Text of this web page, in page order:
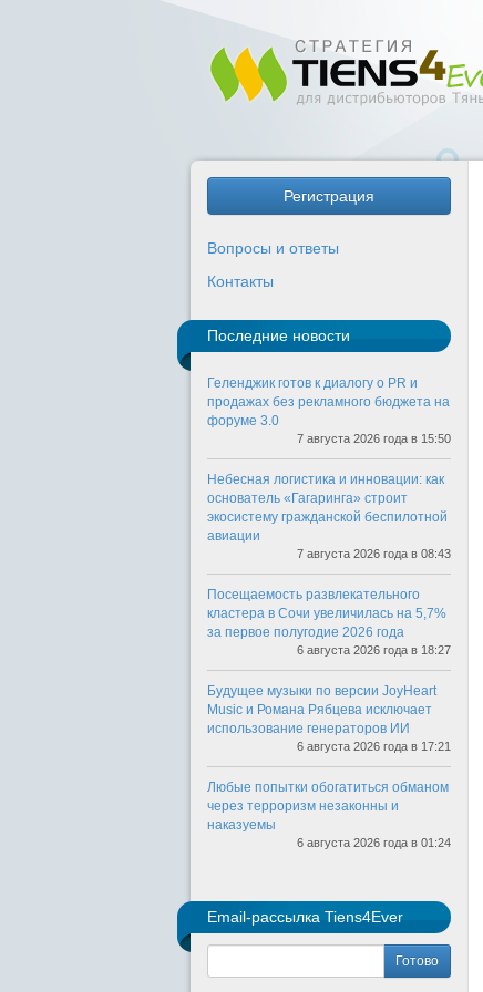
Регистрация
Вопросы и ответы
Контакты
Последние новости
Геленджик готов к диалогу о PR и
продажах без рекламного бюджета на
форуме 3.0
7 августа 2026 года в 15:50
Небесная логистика и инновации: как
основатель «Гагаринга» строит
экосистему гражданской беспилотной
авиации
7 августа 2026 года в 08:43
Посещаемость развлекательного
кластера в Сочи увеличилась на 5,7%
за первое полугодие 2026 года
6 августа 2026 года в 18:27
Будущее музыки по версии JoyHeart
Music и Романа Рябцева исключает
использование генераторов ИИ
6 августа 2026 года в 17:21
Любые попытки обогатиться обманом
через терроризм незаконны и
наказуемы
6 августа 2026 года в 01:24
Email-рассылка Tiens4Ever
Готово